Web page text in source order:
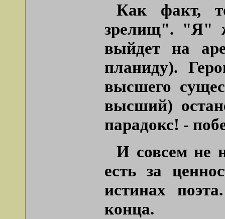
Как факт,
зрелищ". "Я"
выйдет на
планиду).
высшего
высший)
парадокс! -
И совсем не
есть за
истинах
конца.